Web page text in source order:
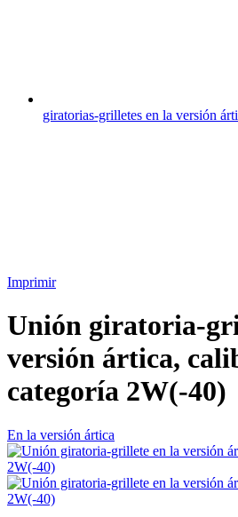
giratorias-grilletes en la versión
Imprimir
Unión giratoria-
versión ártica,
categoría 2W(-40)
En la versión ártica